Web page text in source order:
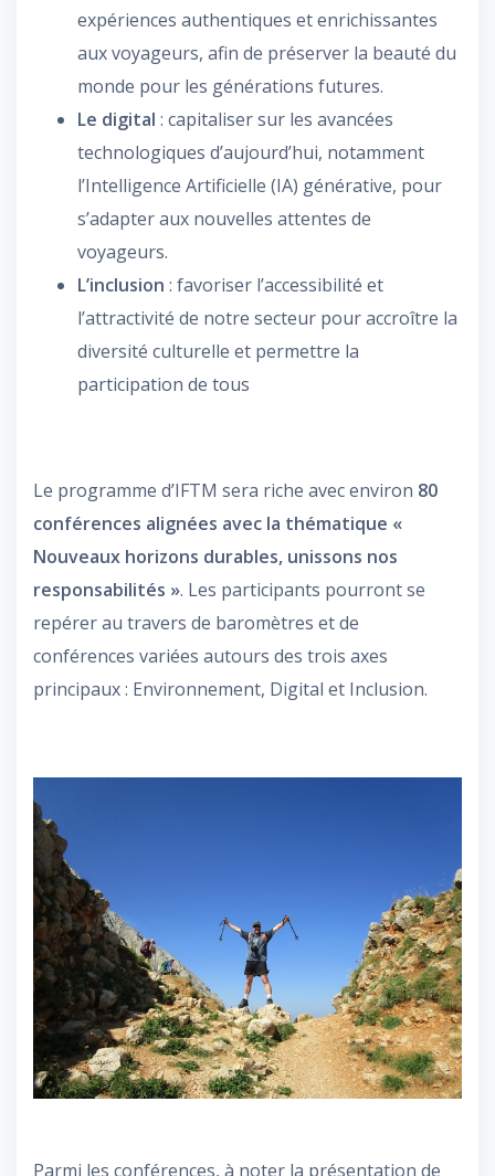
expériences authentiques et enrichissantes
aux voyageurs, afin de préserver la beauté du
monde pour les générations futures.
Le digital : capitaliser sur les avancées
technologiques d’aujourd’hui, notamment
l’Intelligence Artificielle (IA) générative, pour
s’adapter aux nouvelles attentes de
voyageurs.
L’inclusion : favoriser l’accessibilité et
l’attractivité de notre secteur pour accroître la
diversité culturelle et permettre la
participation de tous
Le programme d’IFTM sera riche avec environ 80
conférences alignées avec la thématique «
Nouveaux horizons durables, unissons nos
responsabilités ». Les participants pourront se
repérer au travers de baromètres et de
conférences variées autours des trois axes
principaux : Environnement, Digital et Inclusion.
Parmi les conférences, à noter la présentation de